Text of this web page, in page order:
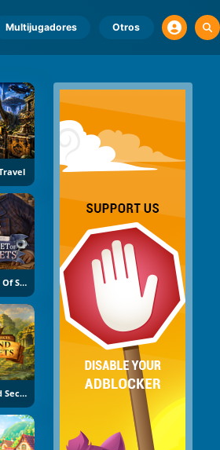
Multijugadores Otros
Hidden Object: Street Of Secrets
Hidden Objects: Island Secrets